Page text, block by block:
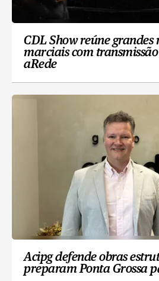
CDL Show reúne grandes
marciais com
aRede
Acipg defende obras
preparam Ponta Grossa